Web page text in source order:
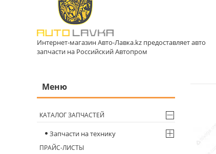
Интернет-магазин Авто-Лавка.kz предоставляет авто
запчасти на Российский Автопром
КАТАЛОГ ЗАПЧАСТЕЙ
Запчасти на технику
ПРАЙС-ЛИСТЫ